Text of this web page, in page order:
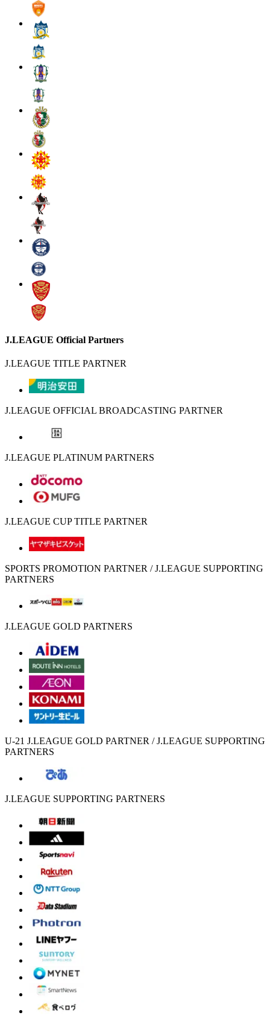
J.LEAGUE Official Partners
J.LEAGUE TITLE PARTNER
J.LEAGUE OFFICIAL BROADCASTING PARTNER
J.LEAGUE PLATINUM PARTNERS
J.LEAGUE CUP TITLE PARTNER
SPORTS PROMOTION PARTNER / J.LEAGUE SUPPORTING
PARTNERS
J.LEAGUE GOLD PARTNERS
U-21 J.LEAGUE GOLD PARTNER / J.LEAGUE SUPPORTING
PARTNERS
J.LEAGUE SUPPORTING PARTNERS